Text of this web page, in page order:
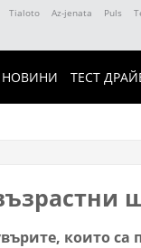
Tialoto Az-jenata Puls
НОВИНИ ТЕСТ
които са